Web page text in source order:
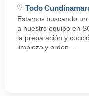
Todo
Estamos buscando
a nuestro equipo en
la preparación y
limpieza y orden ...